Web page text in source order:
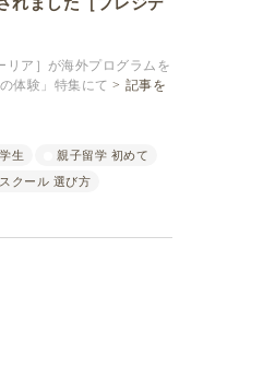
リア］が海外プログラムを
体験」特集にて
記事を
生
親子留学 初めて
クール 選び方